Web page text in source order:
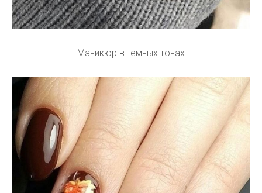
Маникюр в темных тонах